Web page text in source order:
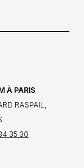
À PARIS
RASPAIL,
35 30